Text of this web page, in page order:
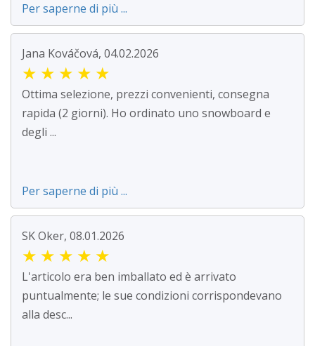
Per saperne di più ...
Jana Kováčová, 04.02.2026
★ ★ ★ ★ ★
Ottima selezione, prezzi convenienti, consegna
rapida (2 giorni). Ho ordinato uno snowboard e
degli ...
Per saperne di più ...
SK Oker, 08.01.2026
★ ★ ★ ★ ★
L'articolo era ben imballato ed è arrivato
puntualmente; le sue condizioni corrispondevano
alla desc...